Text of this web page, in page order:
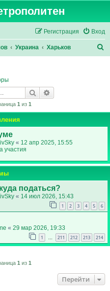
Вход
Регистрация
Украина Харьков
Поиск
1из 1
« 12 апр 2025, 15:55
участия
податься?
« 14 июл 2026, 15:43
1 2 3 4 5 6
« 29 мар 2026, 19:33
1 … 211 212 213 214
1 из 1
Перейти